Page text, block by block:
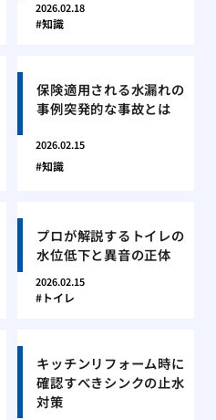
2026.02.18
知識
保険適用される水漏れの
事例突発的な事故とは
2026.02.15
知識
プロが解説するトイレの
水位低下と異音の正体
2026.02.15
トイレ
キッチンリフォーム時に
確認すべきシンクの止水
対策